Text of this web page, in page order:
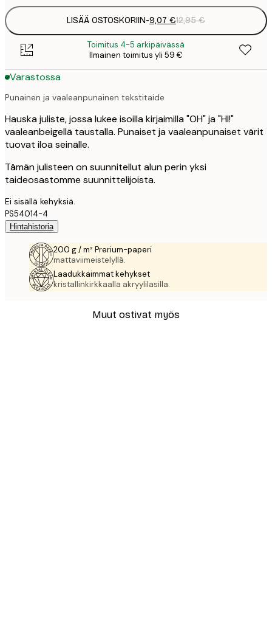
LISÄÄ OSTOSKORIIN-9,07 €12,95 €
Toimitus 4-5 arkipäivässä
Ilmainen toimitus yli 59 €
Varastossa
Punainen ja vaaleanpunainen tekstitaide
Hauska juliste, jossa lukee isoilla kirjaimilla "OH" ja "HI!"
vaaleanbeigellä taustalla. Punaiset ja vaaleanpunaiset värit
tuovat iloa seinälle.
Tämän julisteen on suunnitellut alun perin yksi
taideosastomme suunnittelijoista.
Ei sisällä kehyksiä.
PS54014-4
Hintahistoria
200 g / m² Prerium-paperi
mattaviimeistelyllä.
Laadukkaimmat kehykset
kristallinkirkkaalla akryylilasilla.
Muut ostivat myös